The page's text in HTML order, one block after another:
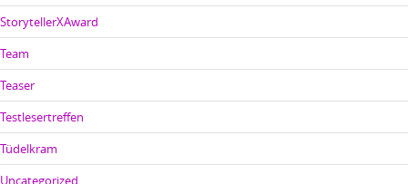
StorytellerXAward
Team
Teaser
Testlesertreffen
Tüdelkram